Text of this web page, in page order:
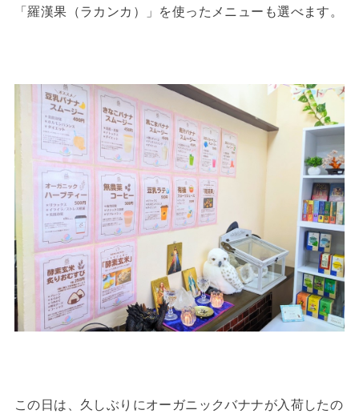
「羅漢果（ラカンカ）」を使ったメニューも選べます。
この日は、久しぶりにオーガニックバナナが入荷したの